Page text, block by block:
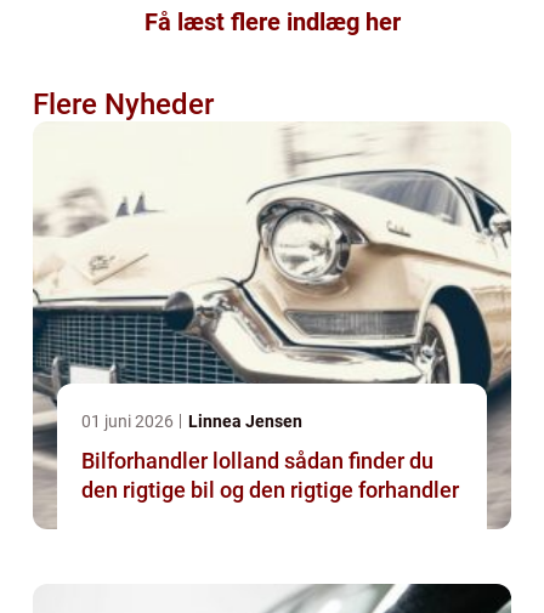
Få læst flere indlæg her
Flere Nyheder
01 juni 2026 Linnea Jensen
Bilforhandler lolland sådan finder du
den rigtige bil og den rigtige forhandler